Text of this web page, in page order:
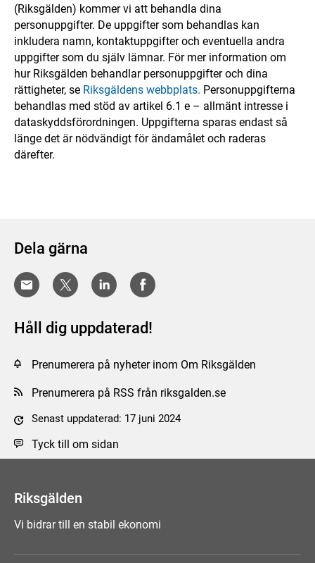
(Riksgälden) kommer vi att behandla dina
personuppgifter. De uppgifter som behandlas kan
inkludera namn, kontaktuppgifter och eventuella andra
uppgifter som du själv lämnar. För mer information om
hur Riksgälden behandlar personuppgifter och dina
rättigheter, se Riksgäldens webbplats. Personuppgifterna
behandlas med stöd av artikel 6.1 e – allmänt intresse i
dataskyddsförordningen. Uppgifterna sparas endast så
länge det är nödvändigt för ändamålet och raderas
därefter.
Dela gärna
Håll dig uppdaterad!
Prenumerera på nyheter inom Om Riksgälden
Prenumerera på RSS från riksgalden.se
Senast uppdaterad: 17 juni 2024
Tyck till om sidan
Riksgälden
Vi bidrar till en stabil ekonomi